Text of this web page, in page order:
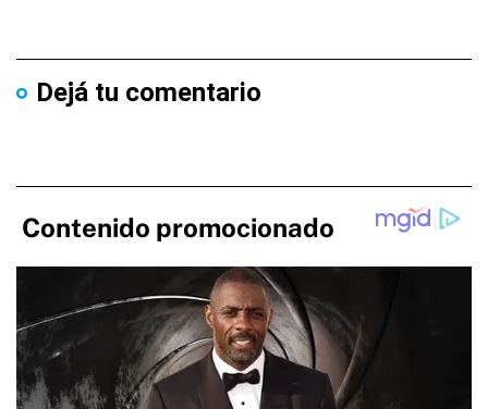
Dejá tu comentario